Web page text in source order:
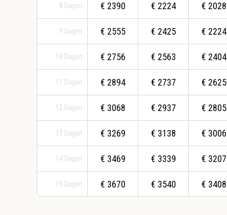
8 Dagen
9 Dagen
10 Dagen
11 Dagen
12 Dagen
13 Dagen
14 Dagen
15 Dagen
€ 2390
€ 2555
€ 2756
€ 2894
€ 3068
€ 3269
€ 3469
€ 3670
€ 2224
€ 2425
€ 2563
€ 2737
€ 2937
€ 3138
€ 3339
€ 3540
€ 2028
€ 2224
€ 2404
€ 2625
€ 2805
€ 3006
€ 3207
€ 3408